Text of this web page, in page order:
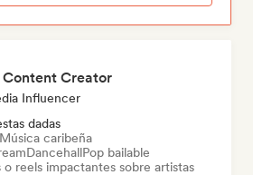
Content Creator
Influencer
dadas
Música caribeña
DancehallPop bailable
reels impactantes sobre artistas